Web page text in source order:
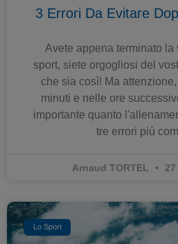
3 Errori Da Evitare
Avete appena terminato la
sport, siete orgogliosi del
che sia così! Ma
minuti e nelle ore
importante quanto
tre errori più
Arnaud TORTEL
Lo Sport